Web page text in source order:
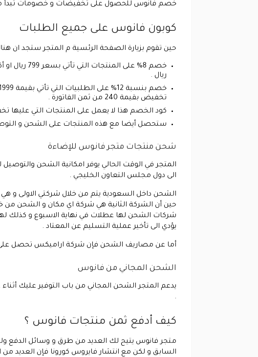
خصم فانوس للحصول على تخفيضات و خصومات تبدأ من 10% لتصل الى 25% من قيمة المنتجات
كوبون فانوس على جميع الطلبات
حين تقوم بزيارة الصفحة الرئسية م المتجر ستجد ان
ريال .
تخفيض بقيمة 240 من ثمن الفاتورة .
كود الخصم هذا لا يعمل على المنتجات التي عليها
ستحصل أيضا مع هذه المنتجات على الشحن و
شحن منتجات متجر فانوس للإضاءة
المتجر في الوقت الحالي يوفر امكانية الشحن
الى دول مجلس التعاون الخليجي .
الشحن داخل السعودية يتم من خلال شركتي الاولى و
حين أن الشركة الثانية هي شركة اي مكان و الشحن
شركات الشحن لها عطلات في نهاية الاسبوع و كذلك
يؤدي الى تأخير عملية التسليم عن المعتاد .
أما عن مصاريف الشحن فإن شركة اراميكس تحصل على 33 ريال اما شركة اي مكان فهي تحصل على مقابل 30 ريال
الشحن المجاني من فانوس
.
كيف أدفع ثمن منتجات فانوس ؟
متجر فانوس يتيح لك العديد من طرق و وسائل الدفع
السابق و لكن مع انتشار فايروس كورونا فإن العديد